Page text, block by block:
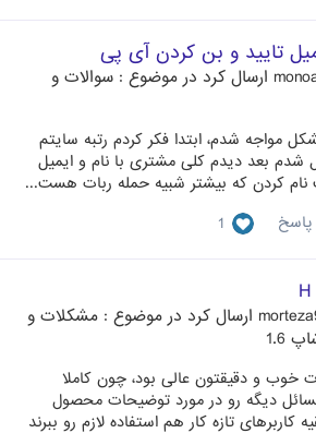
تایید و بن کردن آی پی
ارسال کرد در موضوع : سوالات و
مواجه شدم، ابتدا فکر کردم رتبه سایتم
بعد دیدم کلی مشتری با نام و ایمیل
کردن که بیشتر شبیه حمله ربات هست...
1
ارسال کرد در موضوع : مشکلات و
1.6
خوب و دقیقتون عالی بود، چون کاملا
دیگه رو در مورد توضیحات محصول
کاربرهای تازه کار هم استفاده لازم رو ببرند